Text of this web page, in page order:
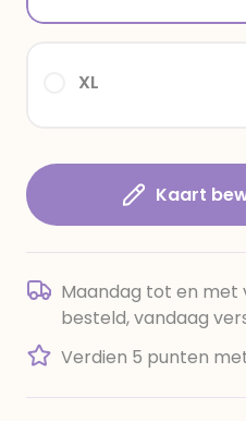
XL
Kaart
Maandag tot en met
besteld, vandaag
Verdien 5 punten